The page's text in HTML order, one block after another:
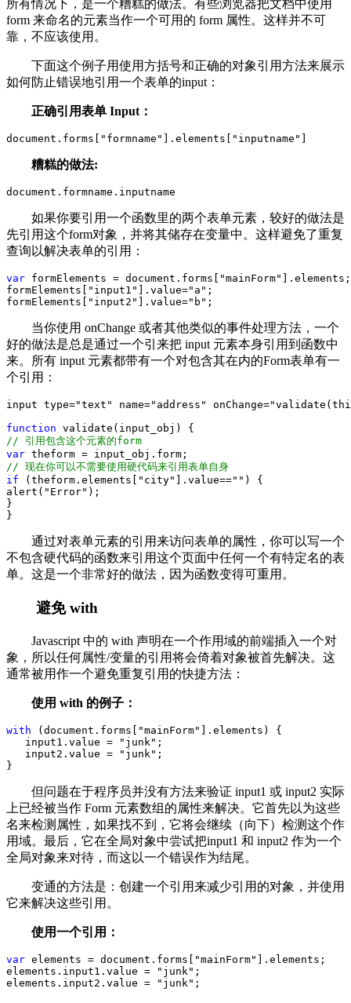
所有情况下，是一个糟糕的做法。有些浏览器把文档中使用
form 来命名的元素当作一个可用的 form 属性。这样并不可
靠，不应该使用。
下面这个例子用使用方括号和正确的对象引用方法来展示
如何防止错误地引用一个表单的input：
正确引用表单 Input：
document.forms[ " formname " ].elements[ " inputname "
糟糕的做法:
document.formname.inputname
如果你要引用一个函数里的两个表单元素，较好的做法是
先引用这个form对象，并将其储存在变量中。这样避免了重复
查询以解决表单的引用：
var formElements = document.forms[ "mainForm"
].elements;
formElements[
" input1 " ].value=" a " ;
formElements[
" input2 " ].value=" b " ;
当你使用 onChange 或者其他类似的事件处理方法，一个
好的做法是总是通过一个引来把 input 元素本身引用到函数中
来。所有 input 元素都带有一个对包含其在内的Form表单有一
个引用：
input type="text " name=" address " onChange="
function validate(input_obj) {
// 引用包含这个元素的form
var theform = input_obj.form;
// 现在你可以不需要使用硬代码来引用表单自身
if (theform.elements[ " city" ].value=="" ) {
alert( " Error" );
}
}
通过对表单元素的引用来访问表单的属性，你可以写一个
不包含硬代码的函数来引用这个页面中任何一个有特定名的表
单。这是一个非常好的做法，因为函数变得可重用。
避免 with
Javascript 中的 with 声明在一个作用域的前端插入一个对
象，所以任何属性/变量的引用将会倚着对象被首先解决。这
通常被用作一个避免重复引用的快捷方法：
使用 with 的例子：
with (document.forms[ "mainForm" ].elements) {
   input1.value
= " junk " ;
   input2.value
= " junk " ;
}
但问题在于程序员并没有方法来验证 input1 或 input2 实际
上已经被当作 Form 元素数组的属性来解决。它首先以为这些
名来检测属性，如果找不到，它将会继续（向下）检测这个作
用域。最后，它在全局对象中尝试把input1 和 input2 作为一个
全局对象来对待，而这以一个错误作为结尾。
变通的方法是：创建一个引用来减少引用的对象，并使用
它来解决这些引用。
使用一个引用：
var elements = document.forms[ "mainForm" ].elements;
elements.input1.value = " junk " ;
elements.input2.value = " junk " ;